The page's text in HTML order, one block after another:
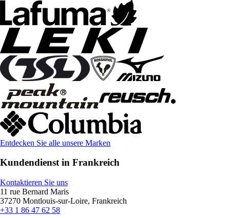
Entdecken Sie alle unsere Marken
Kundendienst in Frankreich
Kontaktieren Sie uns
11 rue Bernard Maris
37270 Montlouis-sur-Loire, Frankreich
+33 1 86 47 62 58